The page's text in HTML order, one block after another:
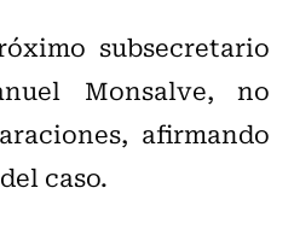
subsecretario
Monsalve, no
afirmando
caso.